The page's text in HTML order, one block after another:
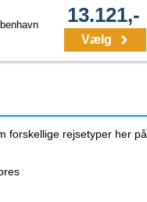
13.121,-
Vælg
forskellige rejsetyper her på